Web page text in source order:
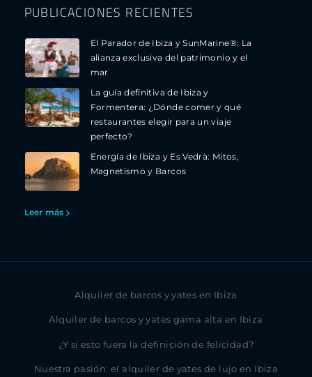
PUBLICACIONES RECIENTES
El Parador de Ibiza y SunMarine®: La
alianza exclusiva del patrimonio y el
mar
La guía definitiva de Ibiza y
Formentera: ¿Dónde comer y qué
restaurantes elegir para un viaje
perfecto?
Energía de Ibiza y Es Vedrà: Mitos,
Magnetismo y Barcos
Leer más
Alquiler de barcos y yates en Ibiza
Alquiler de barcos y yates gama alta en Ibiza
¿Y si esto fuera la definición de felicidad?
Nuestra pasión: el alquiler de yates de lujo en Ibiza